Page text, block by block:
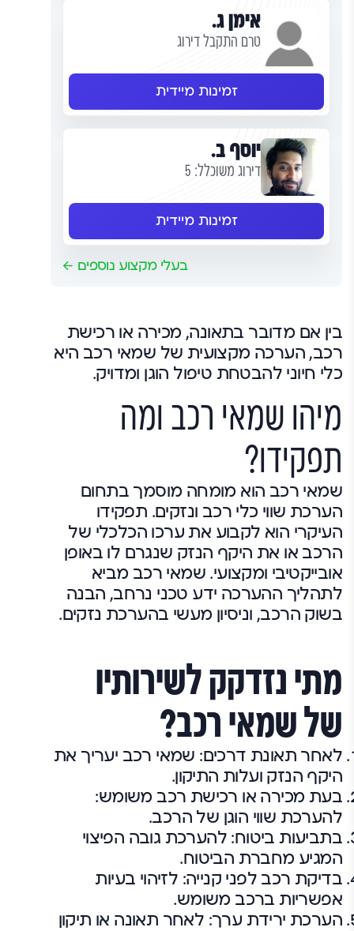
אימן ג.
טרם התקבל דירוג
זמינות מיידית
יוסף ב.
דירוג משוכלל: 5
זמינות מיידית
בעלי מקצוע נוספים
בין אם מדובר בתאונה, מכירה או רכישת
רכב, הערכה מקצועית של שמאי רכב היא
כלי חיוני להבטחת טיפול הוגן ומדויק.
מיהו שמאי רכב ומה
תפקידו?
שמאי רכב הוא מומחה מוסמך בתחום
הערכת שווי כלי רכב ונזקים. תפקידו
העיקרי הוא לקבוע את ערכו הכלכלי של
הרכב או את היקף הנזק שנגרם לו באופן
אובייקטיבי ומקצועי. שמאי רכב מביא
לתהליך ההערכה ידע טכני נרחב, הבנה
בשוק הרכב, וניסיון מעשי בהערכת נזקים.
מתי נזדקק לשירותיו
של שמאי רכב?
לאחר תאונת דרכים: שמאי רכב יעריך את
היקף הנזק ועלות התיקון.
בעת מכירה או רכישת רכב משומש:
להערכת שווי הוגן של הרכב.
בתביעות ביטוח: להערכת גובה הפיצוי
המגיע מחברת הביטוח.
בדיקת רכב לפני קנייה: לזיהוי בעיות
אפשריות ברכב משומש.
הערכת ירידת ערך: לאחר תאונה או תיקון